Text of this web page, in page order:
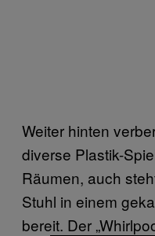
Weiter hinten
diverse Plastik-
Räumen, auch
Stuhl in einem
bereit. Der